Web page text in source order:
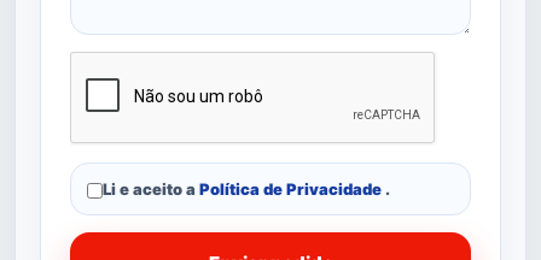
Li e aceito a Política de Privacidade .